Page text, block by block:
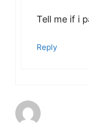
Tell me if i
Reply